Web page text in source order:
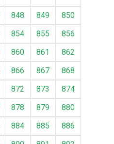
848 849
850
854 855
856
860 861
862
866 867
868
872 873
874
878 879
880
884 885
886